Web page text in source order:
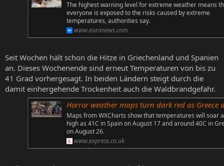
The highest warning level for extreme weather means
everyone is exposed to the risks caused by extreme
temperatures, authorities say.
www.euronews.com
Seit Wochen hält schon die Hitze in Griechenland und Spanien
an. Dieses Wochenende sind erneut Temperaturen von bis zu
41 Grad vorhergesagt. In beiden Ländern steigt durch die
damit einhergehende Trockenheit auch die Waldbrandgefahr.
Horror weather maps turn dark red as Greece and Spain hit by 41C heat
Maps from WXCharts show that temperatures will soar
high as 41C in Spain on August 17 and around 40C in
on August 26.
www.express.co.uk